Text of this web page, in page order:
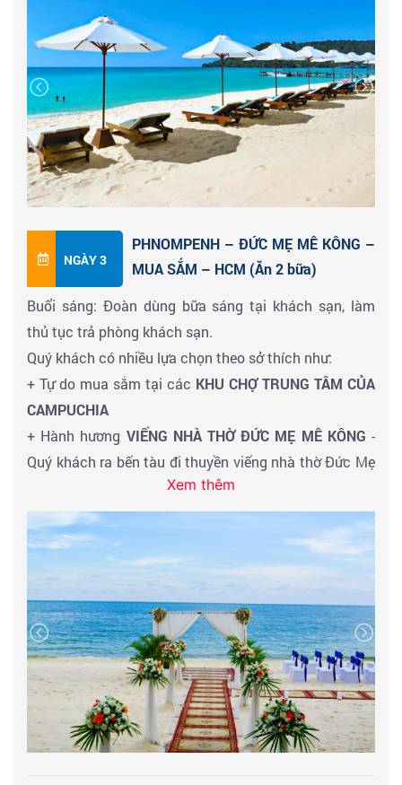
LAMHERKAY BEACH, KOH POS BEACH,
INDEPENDENCE BEACH, SOKHA BEACH,
SERENDIPITY BEACH, OCHHEUTEAL BEACH VÀ
OTRES BEACH.Bãi biển nơi đây sóng nhẹ, lặng gió, bờ
cát trắng mịn và tuyệt nhiên không có mảnh vỏ sò, vỏ
ốc, đá vụn hay san hô vỡ. Mỗi bãi biển đều có nét hấp
dẫn riêng nơi đông đúc nhộn nhịp với nhà hàng, quán
ăn, nơi bình yên, tĩnh lặng, nơi tràn ngập dịch vụ vui
chơi, giải trí hấp dẫn.
Hoặc Quý khách có thể đăng kýVIPTOUR NGỦ ĐÊM
TRÊN THIÊN ĐƯỜNG ĐẢO KOH RONG
gồm: vé tàu cao tốc khứ hồi + 1 đêm resort + Check in
cảnh đẹp + ngắm hoàng hôn trên đảo + ăn tối
1.500.000/khách)
Buổi tối: Đoàn ở tại SHIHANOUK VILLEthì sẽ tự do
khám phá ẩm thực địa phương về đêm.
nhiều hoạt động giải trí sôi động như trải nghiệm
phương tiện xe tuktuk khám pháĐẢO KIM CƯƠNG,
ẨM THỰC CHỢ ĐÊM, MASSAGE CỔ
TRUYỀN CAMPUCHIA, BAR, CLUB(chi phí tự túc).
NGÀY 3
PHNOMPENH – ĐỨC MẸ MÊ KÔNG –
MUA SẮM – HCM (Ăn 2 bữa)
Buổi sáng: Đoàn dùng bữa sáng tại khách sạn, làm
thủ tục trả phòng khách sạn.
Quý khách có nhiều lựa chọn theo sở thích như:
+ Tự do mua sắm tại các KHU CHỢ TRUNG TÂM CỦA
CAMPUCHIA
+ Hành hương VIẾNG NHÀ THỜ ĐỨC MẸ MÊ KÔNG -
Quý khách ra bến tàu đi thuyền viếng nhà thờ Đức Mẹ
Mekong. Tượng Đức Mẹ cao 1,50m, nặng 130kg được
đặt trên núi cao 1,80m bên cạnh ngôi thánh đường.
Hàng ngày có nhiều khách hành hương xa gần, Công
giáo cũng như tôn giáo khác đến cầu nguyện. Nhiều
ơn lành hồn xác mà Mẹ Maria ban xuống cho họ, đặc
biệt là ơn lành bệnh, ơn may mắn trong việc làm ăn,
ơn hòa thuận an vui trong gia đình, bình an trong cuộc
sống và nhiều ơn lành khác nữa…
Buổi trưa: Đoàn thưởng thứcBUFFET TONLE BASSAC
với gần 100 món ăn vô cùng hấp dẫn. Đến giờ đoàn
khởi hành về lại TP.HCM. Kết thúc tour - Chia tay quý
Xem thêm